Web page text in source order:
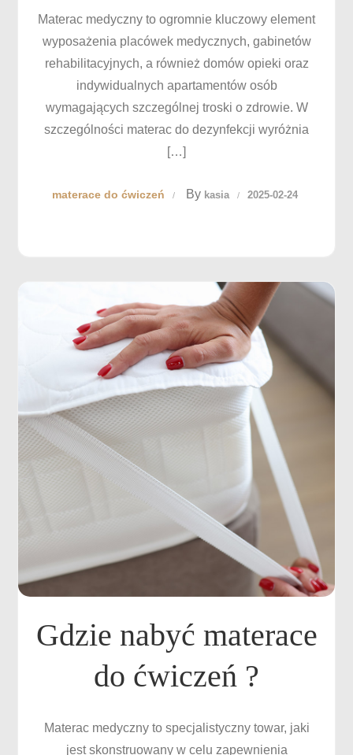
Materac medyczny to ogromnie kluczowy element
wyposażenia placówek medycznych, gabinetów
rehabilitacyjnych, a również domów opieki oraz
indywidualnych apartamentów osób
wymagających szczególnej troski o zdrowie. W
szczególności materac do dezynfekcji wyróżnia
[…]
materace do ćwiczeń By kasia 2025-02-24
Gdzie nabyć materace
do ćwiczeń ?
Materac medyczny to specjalistyczny towar, jaki
jest skonstruowany w celu zapewnienia